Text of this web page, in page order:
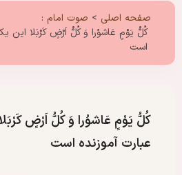
صفحه اصلی > صوت امام :
کُلُّ یَوْمٍ عَاشوُرا وَ کُلُّ اَرْضٍ کَرْبَلا این
است
کُلُّ یَوْمٍ عَاشوُرا وَ کُلُّ اَرْضٍ
عبارت آموزنده است